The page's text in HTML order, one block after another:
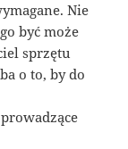
Nie
być może
sprzętu
o to, by do